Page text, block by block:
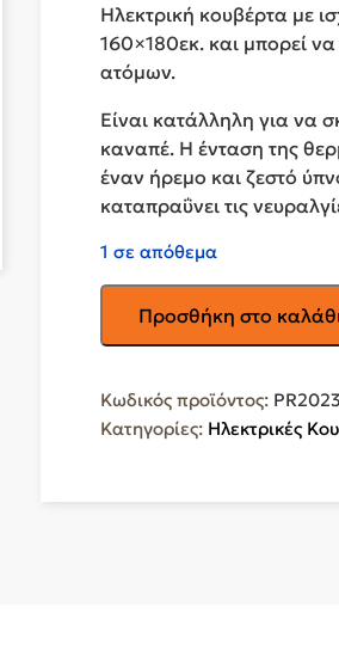
Ηλεκτρική κουβέρτα με
160×180εκ. και μπορεί
ατόμων.
Είναι κατάλληλη για να
καναπέ. Η ένταση της
έναν ήρεμο και ζεστό
καταπραΰνει τις
1 σε απόθεμα
Διπλή
Καφέ
120W
PR2023-
Προσθήκη στο
Κωδικός προϊόντος:
Κατηγορίες: Ηλεκτρικές